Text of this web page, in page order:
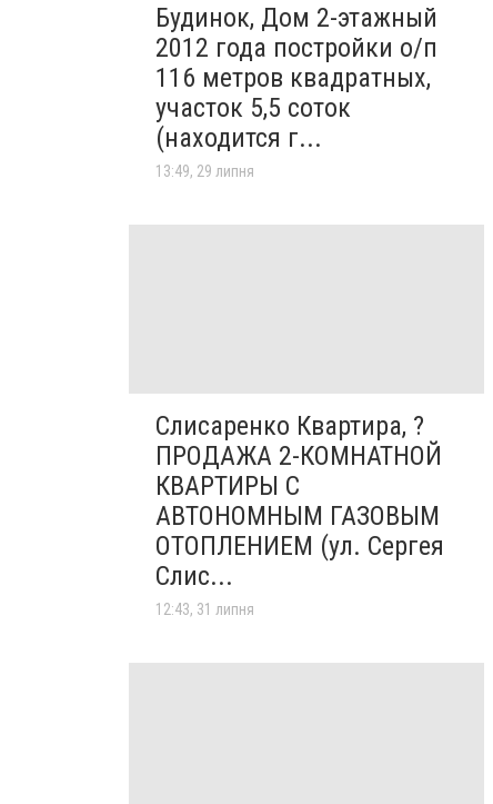
Будинок, Дом 2-этажный
2012 года постройки о/п
116 метров квадратных,
участок 5,5 соток
(находится г...
13:49, 29 липня
Слисаренко Квартира, ?
ПРОДАЖА 2-КОМНАТНОЙ
КВАРТИРЫ С
АВТОНОМНЫМ ГАЗОВЫМ
ОТОПЛЕНИЕМ (ул. Сергея
Слис...
12:43, 31 липня